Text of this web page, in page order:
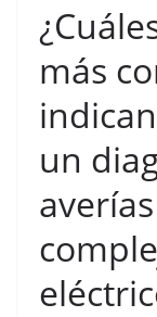
más
un